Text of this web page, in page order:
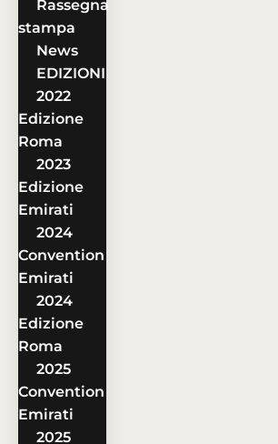
Rassegna
stampa
News
EDIZIONI
2022
Edizione
Roma
2023
Edizione
Emirati
2024
Convention
Emirati
2024
Edizione
Roma
2025
Convention
Emirati
2025